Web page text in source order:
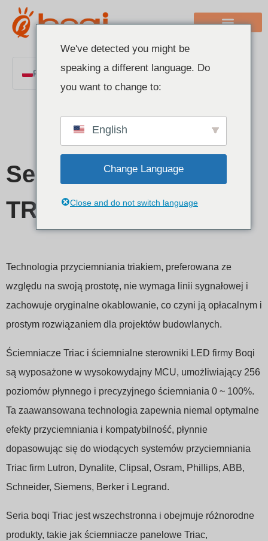
Polish
German
Portuguese
Arabic
Swedish
Seria kontrolerów
TRIAC
Technologia przyciemniania triakiem, preferowana ze
względu na swoją prostotę, nie wymaga linii sygnałowej i
zachowuje oryginalne okablowanie, co czyni ją opłacalnym i
prostym rozwiązaniem dla projektów budowlanych.
Ściemniacze Triac i ściemnialne sterowniki LED firmy Boqi
są wyposażone w wysokowydajny MCU, umożliwiający 256
poziomów płynnego i precyzyjnego ściemniania 0 ~ 100%.
Ta zaawansowana technologia zapewnia niemal optymalne
efekty przyciemniania i kompatybilność, płynnie
dopasowując się do wiodących systemów przyciemniania
Triac firm Lutron, Dynalite, Clipsal, Osram, Phillips, ABB,
Schneider, Siemens, Berker i Legrand.
Seria boqi Triac jest wszechstronna i obejmuje różnorodne
produkty, takie jak ściemniacze panelowe Triac,
We've detected you might be
speaking a different language. Do
you want to change to:
English
Change Language
Close and do not switch language